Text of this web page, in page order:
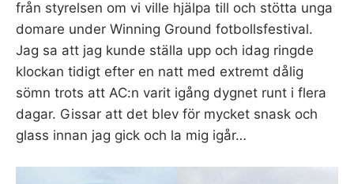
från styrelsen om vi ville hjälpa till och stötta unga
domare under Winning Ground fotbollsfestival.
Jag sa att jag kunde ställa upp och idag ringde
klockan tidigt efter en natt med extremt dålig
sömn trots att AC:n varit igång dygnet runt i flera
dagar. Gissar att det blev för mycket snask och
glass innan jag gick och la mig igår…